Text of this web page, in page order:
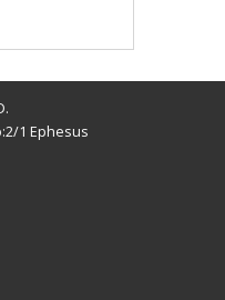
1 Ephesus